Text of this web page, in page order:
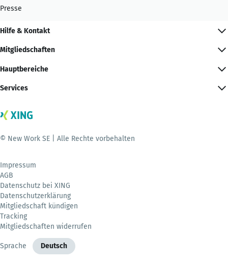
Presse
Hilfe & Kontakt
Mitgliedschaften
Hauptbereiche
Services
© New Work SE | Alle Rechte vorbehalten
Impressum
AGB
Datenschutz bei XING
Datenschutzerklärung
Mitgliedschaft kündigen
Tracking
Mitgliedschaften widerrufen
Sprache Deutsch